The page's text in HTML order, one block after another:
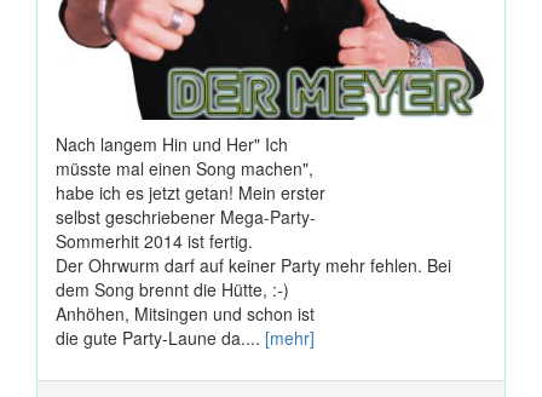
Nach langem Hin und Her" Ich
müsste mal einen Song machen",
habe ich es jetzt getan! Mein erster
selbst geschriebener Mega-Party-
Sommerhit 2014 ist fertig.
Der Ohrwurm darf auf keiner Party mehr fehlen. Bei
dem Song brennt die Hütte, :-)
Anhöhen, Mitsingen und schon ist
die gute Party-Laune da.... [mehr]